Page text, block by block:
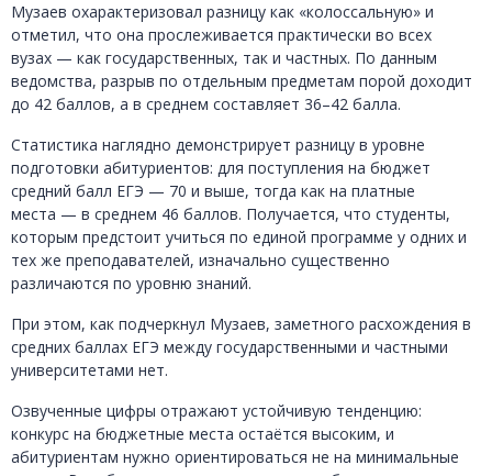
Музаев охарактеризовал разницу как «колоссальную» и
отметил, что она прослеживается практически во всех
вузах — как государственных, так и частных. По данным
ведомства, разрыв по отдельным предметам порой доходит
до 42 баллов, а в среднем составляет 36–42 балла.
Статистика наглядно демонстрирует разницу в уровне
подготовки абитуриентов: для поступления на бюджет
средний балл ЕГЭ — 70 и выше, тогда как на платные
места — в среднем 46 баллов. Получается, что студенты,
которым предстоит учиться по единой программе у одних и
тех же преподавателей, изначально существенно
различаются по уровню знаний.
При этом, как подчеркнул Музаев, заметного расхождения в
средних баллах ЕГЭ между государственными и частными
университетами нет.
Озвученные цифры отражают устойчивую тенденцию:
конкурс на бюджетные места остаётся высоким, и
абитуриентам нужно ориентироваться не на минимальные